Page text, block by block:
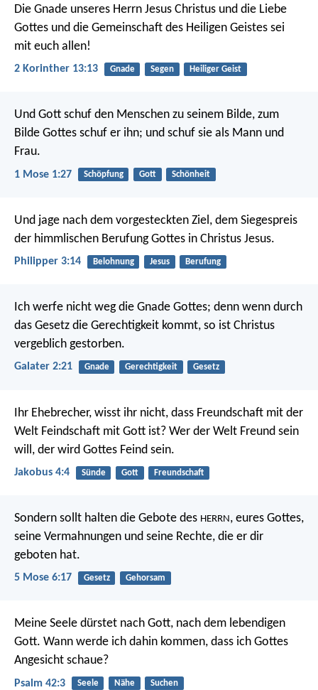
Die Gnade unseres Herrn Jesus Christus und die Liebe
Gottes und die Gemeinschaft des Heiligen Geistes sei
mit euch allen!
2 Korinther 13:13 Gnade Segen Heiliger Geist
Und Gott schuf den Menschen zu seinem Bilde, zum
Bilde Gottes schuf er ihn; und schuf sie als Mann und
Frau.
1 Mose 1:27 Schöpfung Gott Schönheit
Und jage nach dem vorgesteckten Ziel, dem Siegespreis
der himmlischen Berufung Gottes in Christus Jesus.
Philipper 3:14 Belohnung Jesus Berufung
Ich werfe nicht weg die Gnade Gottes; denn wenn durch
das Gesetz die Gerechtigkeit kommt, so ist Christus
vergeblich gestorben.
Galater 2:21 Gnade Gerechtigkeit Gesetz
Ihr Ehebrecher, wisst ihr nicht, dass Freundschaft mit der
Welt Feindschaft mit Gott ist? Wer der Welt Freund sein
will, der wird Gottes Feind sein.
Jakobus 4:4 Sünde Gott Freundschaft
Sondern sollt halten die Gebote des HERRN, eures Gottes,
seine Vermahnungen und seine Rechte, die er dir
geboten hat.
5 Mose 6:17 Gesetz Gehorsam
Meine Seele dürstet nach Gott, nach dem lebendigen
Gott. Wann werde ich dahin kommen, dass ich Gottes
Angesicht schaue?
Psalm 42:3 Seele Nähe Suchen